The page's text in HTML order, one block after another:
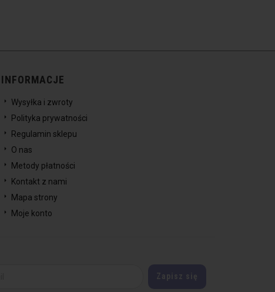
INFORMACJE
Wysyłka i zwroty
Polityka prywatności
Regulamin sklepu
O nas
Metody płatności
Kontakt z nami
Mapa strony
Moje konto